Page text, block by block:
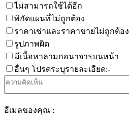
ไม่สามารถใช้ได้อีก
พิกัดแผนที่ไม่ถูกต้อง
ราคาเช่าและราคาขายไม่ถูกต้อง
รูปภาพผิด
มีเนื้อหาลามกอนาจารบนหน้า
อื่นๆ โปรดระบุรายละเอียด:-
อีเมลของคุณ :